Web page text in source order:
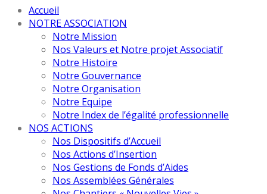
Accueil
NOTRE ASSOCIATION
Notre Mission
Nos Valeurs et Notre projet Associatif
Notre Histoire
Notre Gouvernance
Notre Organisation
Notre Equipe
Notre Index de l’égalité professionnelle
NOS ACTIONS
Nos Dispositifs d’Accueil
Nos Actions d’Insertion
Nos Gestions de Fonds d’Aides
Nos Assemblées Générales